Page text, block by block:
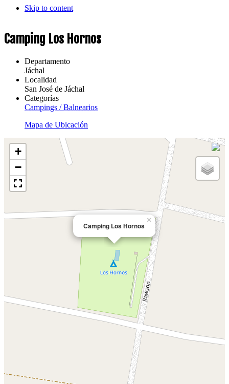
Skip to content
Camping Los Hornos
Departamento
Jáchal
Localidad
San José de Jáchal
Categorías
Campings / Balnearios
Mapa de Ubicación
Camping Los Hornos
×
+
−